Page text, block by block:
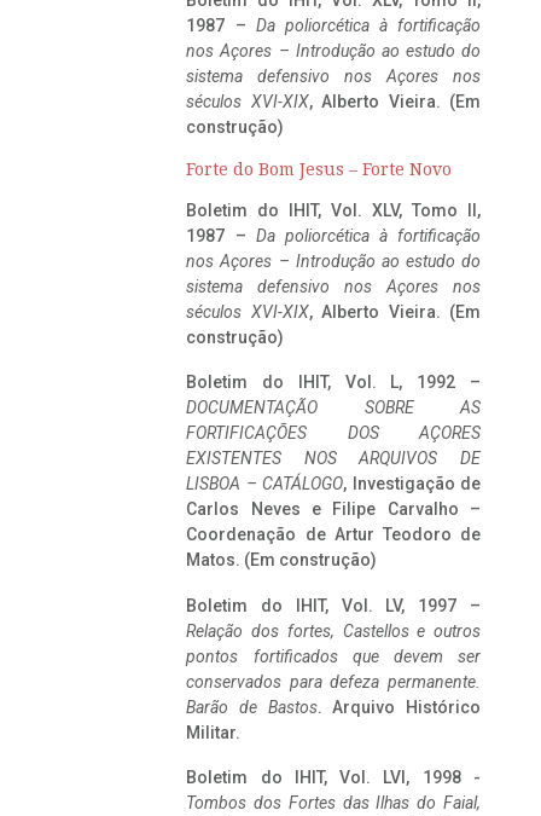
1987 – Da poliorcética à fortificação
nos Açores – Introdução ao estudo do
sistema defensivo nos Açores nos
séculos XVI-XIX, Alberto Vieira. (Em
construção)
Forte do Bom Jesus – Forte Novo
Boletim do IHIT, Vol. XLV, Tomo II,
1987 – Da poliorcética à fortificação
nos Açores – Introdução ao estudo do
sistema defensivo nos Açores nos
séculos XVI-XIX, Alberto Vieira. (Em
construção)
Boletim do IHIT, Vol. L, 1992 –
DOCUMENTAÇÃO SOBRE AS
FORTIFICAÇÕES DOS AÇORES
EXISTENTES NOS ARQUIVOS DE
LISBOA – CATÁLOGO, Investigação de
Carlos Neves e Filipe Carvalho –
Coordenação de Artur Teodoro de
Matos. (Em construção)
Boletim do IHIT, Vol. LV, 1997 –
Relação dos fortes, Castellos e outros
pontos fortificados que devem ser
conservados para defeza permanente.
Barão de Bastos. Arquivo Histórico
Militar.
Boletim do IHIT, Vol. LVI, 1998 -
Tombos dos Fortes das Ilhas do Faial,